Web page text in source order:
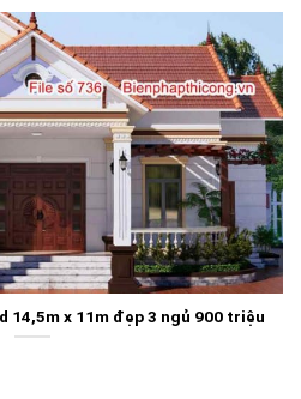
14,5m x 11m đẹp 3 ngủ 900 triệu